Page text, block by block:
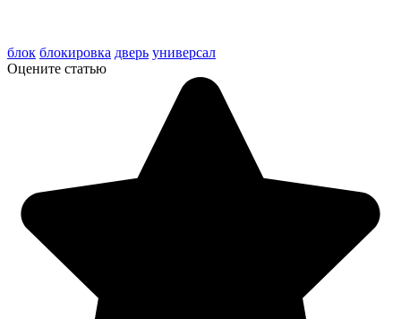
блок блокировка дверь универсал
Оцените статью